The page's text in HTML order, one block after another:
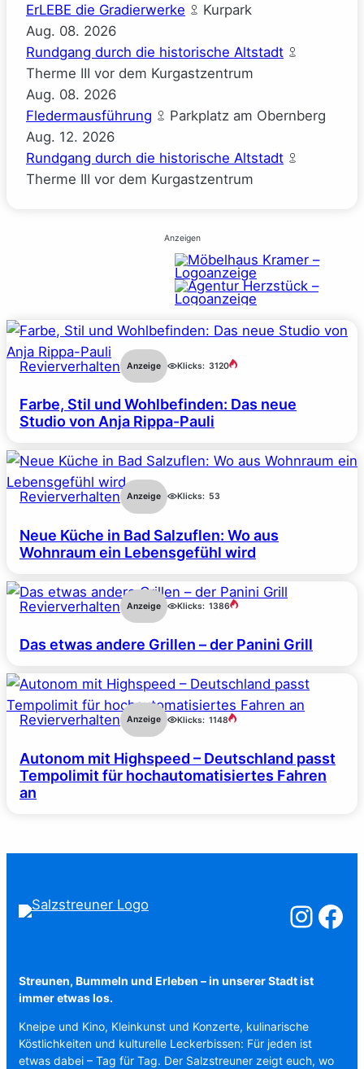
ErLEBE die Gradierwerke
Kurpark
Aug. 08. 2026
Rundgang durch die historische Altstadt
Therme III vor dem Kurgastzentrum
Aug. 08. 2026
Fledermausführung
Parkplatz am Obernberg
Aug. 12. 2026
Rundgang durch die historische Altstadt
Therme III vor dem Kurgastzentrum
Anzeigen
Revierverhalten Anzeige Klicks: 3120
Farbe, Stil und Wohlbefinden: Das neue
Studio von Anja Rippa-Pauli
Revierverhalten Anzeige Klicks: 53
Neue Küche in Bad Salzuflen: Wo aus
Wohnraum ein Lebensgefühl wird
Revierverhalten Anzeige Klicks: 1386
Das etwas andere Grillen – der Panini Grill
Revierverhalten Anzeige Klicks: 1148
Autonom mit Highspeed – Deutschland passt
Tempolimit für hochautomatisiertes Fahren
an
Salzstreuner
Streunen, Bummeln und Erleben – in unserer Stadt ist
immer etwas los.
Kneipe und Kino, Kleinkunst und Konzerte, kulinarische
Köstlichkeiten und kulturelle Leckerbissen: Für jeden ist
etwas dabei – Tag für Tag. Der Salzstreuner zeigt euch, wo